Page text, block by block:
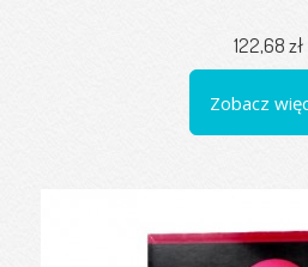
122,68 zł
Zobacz